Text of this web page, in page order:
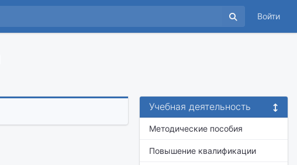
Войти
Учебная деятельность
Методические пособия
Повышение квалификации